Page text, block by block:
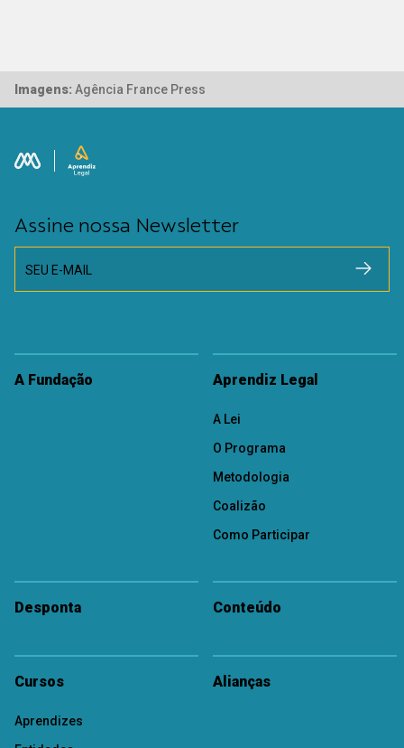
Imagens: Agência France Press
Assine nossa Newsletter
SEU E-MAIL
A Fundação Aprendiz Legal
A Lei
O Programa
Metodologia
Coalizão
Como Participar
Desponta Conteúdo
Cursos
Aprendizes
Alianças